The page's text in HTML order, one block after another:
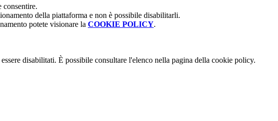
consentire.
della piattaforma e non è possibile disabilitarli.
potete visionare la COOKIE POLICY.
disabilitati. È possibile consultare l'elenco nella pagina della cookie policy.